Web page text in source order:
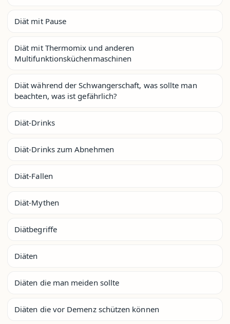
Diät mit Pause
Diät mit Thermomix und anderen
Multifunktionsküchenmaschinen
Diät während der Schwangerschaft, was sollte man
beachten, was ist gefährlich?
Diät-Drinks
Diät-Drinks zum Abnehmen
Diät-Fallen
Diät-Mythen
Diätbegriffe
Diäten
Diäten die man meiden sollte
Diäten die vor Demenz schützen können